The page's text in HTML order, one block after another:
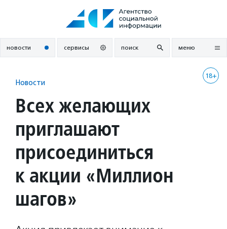
новости сервисы поиск меню
18+
Новости
Всех желающих
приглашают
присоединиться
к акции «Миллион
шагов»